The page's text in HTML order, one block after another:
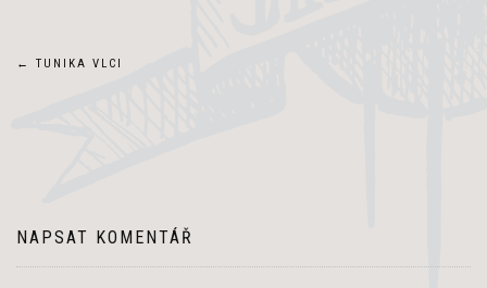
Navigace
← TUNIKA VLCI
NAPSAT KOMENTÁŘ